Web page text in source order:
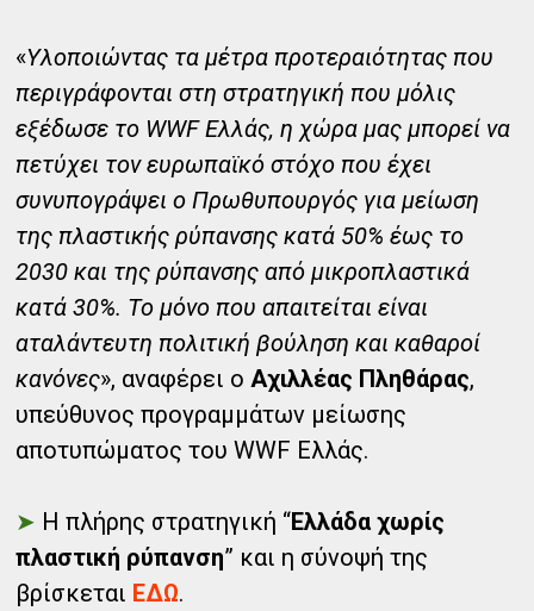
«Υλοποιώντας τα μέτρα προτεραιότητας που
περιγράφονται στη στρατηγική που μόλις
εξέδωσε το WWF Ελλάς, η χώρα μας μπορεί να
πετύχει τον ευρωπαϊκό στόχο που έχει
συνυπογράψει ο Πρωθυπουργός για μείωση
της πλαστικής ρύπανσης κατά 50% έως το
2030 και της ρύπανσης από μικροπλαστικά
κατά 30%. Το μόνο που απαιτείται είναι
αταλάντευτη πολιτική βούληση και καθαροί
κανόνες», αναφέρει οΑχιλλέας Πληθάρας,
υπεύθυνος προγραμμάτων μείωσης
αποτυπώματος του WWF Ελλάς.
➤ Η πλήρης στρατηγική “Ελλάδα χωρίς
πλαστική ρύπανση” και η σύνοψή της
βρίσκεται ΕΔΩ.